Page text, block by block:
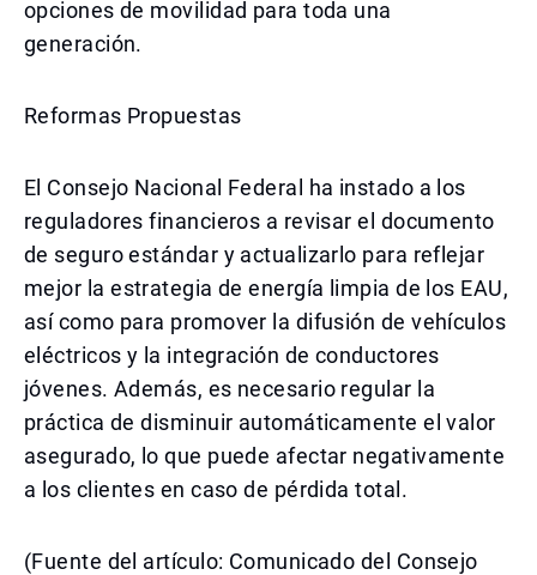
opciones de movilidad para toda una
generación.
Reformas Propuestas
El Consejo Nacional Federal ha instado a los
reguladores financieros a revisar el documento
de seguro estándar y actualizarlo para reflejar
mejor la estrategia de energía limpia de los EAU,
así como para promover la difusión de vehículos
eléctricos y la integración de conductores
jóvenes. Además, es necesario regular la
práctica de disminuir automáticamente el valor
asegurado, lo que puede afectar negativamente
a los clientes en caso de pérdida total.
(Fuente del artículo: Comunicado del Consejo